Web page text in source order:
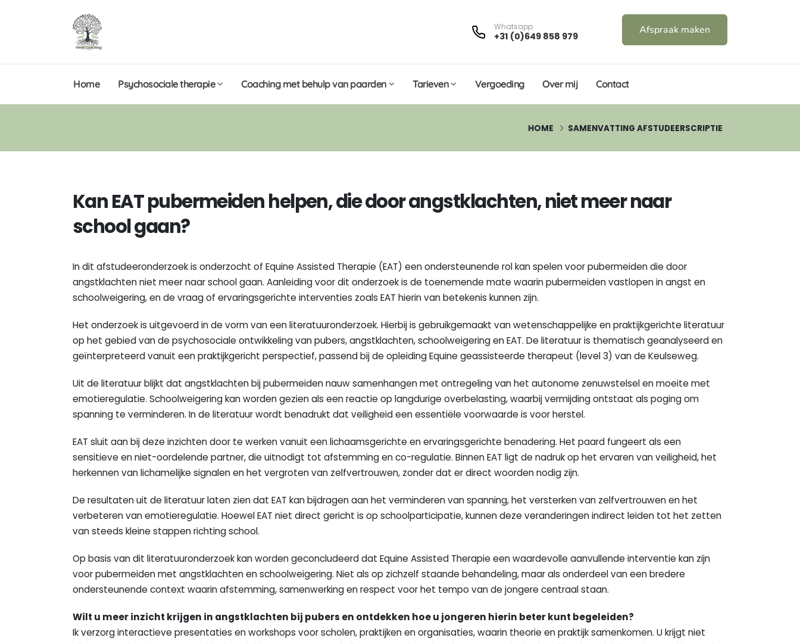
Whatsapp
+31 (0)649 858 979 Afspraak maken
Home Psychosociale therapie Coaching met behulp van paarden Tarieven Vergoeding Over mij Contact
HOME SAMENVATTING AFSTUDEERSCRIPTIE
Kan EAT pubermeiden helpen, die door angstklachten, niet meer naar
school gaan?
In dit afstudeeronderzoek is onderzocht of Equine Assisted Therapie (EAT) een ondersteunende rol kan spelen voor pubermeiden die door
angstklachten niet meer naar school gaan. Aanleiding voor dit onderzoek is de toenemende mate waarin pubermeiden vastlopen in angst en
schoolweigering, en de vraag of ervaringsgerichte interventies zoals EAT hierin van betekenis kunnen zijn.
Het onderzoek is uitgevoerd in de vorm van een literatuuronderzoek. Hierbij is gebruikgemaakt van wetenschappelijke en praktijkgerichte literatuur
op het gebied van de psychosociale ontwikkeling van pubers, angstklachten, schoolweigering en EAT. De literatuur is thematisch geanalyseerd en
geïnterpreteerd vanuit een praktijkgericht perspectief, passend bij de opleiding Equine geassisteerde therapeut (level 3) van de Keulseweg.
Uit de literatuur blijkt dat angstklachten bij pubermeiden nauw samenhangen met ontregeling van het autonome zenuwstelsel en moeite met
emotieregulatie. Schoolweigering kan worden gezien als een reactie op langdurige overbelasting, waarbij vermijding ontstaat als poging om
spanning te verminderen. In de literatuur wordt benadrukt dat veiligheid een essentiële voorwaarde is voor herstel.
EAT sluit aan bij deze inzichten door te werken vanuit een lichaamsgerichte en ervaringsgerichte benadering. Het paard fungeert als een
sensitieve en niet-oordelende partner, die uitnodigt tot afstemming en co-regulatie. Binnen EAT ligt de nadruk op het ervaren van veiligheid, het
herkennen van lichamelijke signalen en het vergroten van zelfvertrouwen, zonder dat er direct woorden nodig zijn.
De resultaten uit de literatuur laten zien dat EAT kan bijdragen aan het verminderen van spanning, het versterken van zelfvertrouwen en het
verbeteren van emotieregulatie. Hoewel EAT niet direct gericht is op schoolparticipatie, kunnen deze veranderingen indirect leiden tot het zetten
van steeds kleine stappen richting school.
Op basis van dit literatuuronderzoek kan worden geconcludeerd dat Equine Assisted Therapie een waardevolle aanvullende interventie kan zijn
voor pubermeiden met angstklachten en schoolweigering. Niet als op zichzelf staande behandeling, maar als onderdeel van een bredere
ondersteunende context waarin afstemming, samenwerking en respect voor het tempo van de jongere centraal staan.
Wilt u meer inzicht krijgen in angstklachten bij pubers en ontdekken hoe u jongeren hierin beter kunt begeleiden?
Ik verzorg interactieve presentaties en workshops voor scholen, praktijken en organisaties, waarin theorie en praktijk samenkomen. U krijgt niet